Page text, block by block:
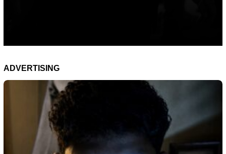
ADVERTISING